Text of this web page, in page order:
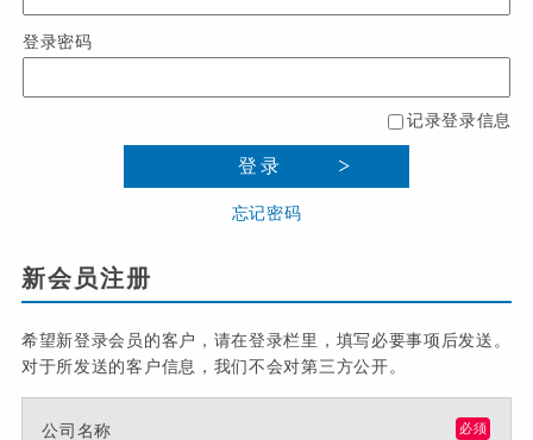
登录密码
记录登录信息
登录
忘记密码
新会员注册
希望新登录会员的客户，请在登录栏里，填写必要事项后发送。
对于所发送的客户信息，我们不会对第三方公开。
公司名称 必须